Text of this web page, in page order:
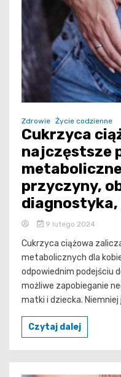
Zdrowie Życie codzienne
Cukrzyca
najczęstsze
przyczyny,
diagnostyka,
9 lutego 2024
Cukrzyca ciążowa
metabolicznych dla
odpowiednim podejściu
możliwe zapobieganie
matki i dziecka.
Czytaj dalej